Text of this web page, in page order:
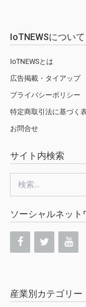
IoTNEWSについて
IoTNEWSとは
広告掲載・タイアップ
プライバシーポリシー
特定商取引法に基づく
お問合せ
サイト内検索
索:
ソーシャルネット
産業別カテゴリー